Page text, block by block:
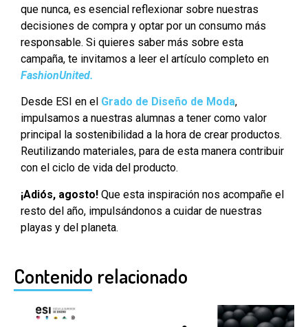
que nunca, es esencial reflexionar sobre nuestras
decisiones de compra y optar por un consumo más
responsable. Si quieres saber más sobre esta
campaña, te invitamos a leer el artículo completo en
FashionUnited.
Desde ESI en el Grado de Diseño de Moda,
impulsamos a nuestras alumnas a tener como valor
principal la sostenibilidad a la hora de crear productos.
Reutilizando materiales, para de esta manera contribuir
con el ciclo de vida del producto.
¡Adiós, agosto! Que esta inspiración nos acompañe el
resto del año, impulsándonos a cuidar de nuestras
playas y del planeta.
Contenido relacionado